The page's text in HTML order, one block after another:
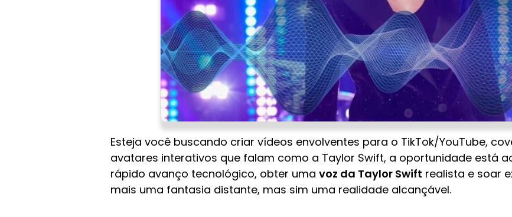
Esteja você buscando criar vídeos envolventes para o TikTok/YouTube,
avatares interativos que falam como a Taylor Swift, a oportunidade está
rápido avanço tecnológico, obter uma voz da Taylor Swift realista e soar
mais uma fantasia distante, mas sim uma realidade alcançável.